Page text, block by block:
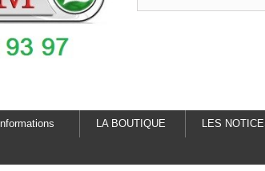
Informations LA BOUTIQUE LES